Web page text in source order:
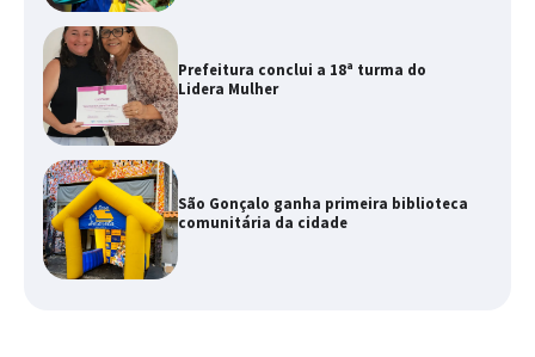
Prefeitura conclui a 18ª turma do
Lidera Mulher
São Gonçalo ganha primeira biblioteca
comunitária da cidade